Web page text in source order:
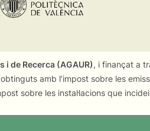
i de Recerca (AGAUR), i finançat a
amb l’impost sobre les
sobre les instal·lacions que